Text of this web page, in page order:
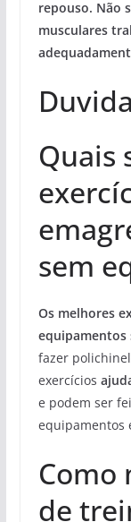
repouso. Não
musculares
Quais
sem
Os melhores
equipamentos
fazer
exercícios
e podem ser
equipamentos
Como
de